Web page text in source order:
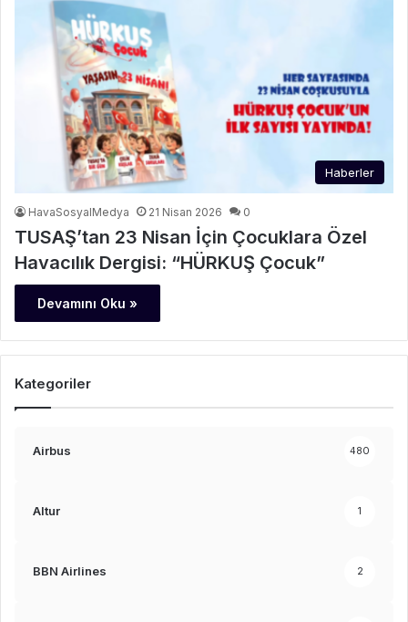
Haberler
HavaSosyalMedya 21 Nisan 2026 0
TUSAŞ’tan 23 Nisan İçin Çocuklara Özel
Havacılık Dergisi: “HÜRKUŞ Çocuk”
Devamını Oku »
Kategoriler
Airbus 480
Altur 1
BBN Airlines 2